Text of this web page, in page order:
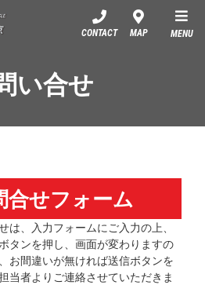
YSP京都長岡京
CONTACT MAP MENU
い合せ
合せフォーム
は、入力フォームにご入力の上、
タンを押し、画面が変わりますの
お間違いが無ければ送信ボタンを
当者よりご連絡させていただきま